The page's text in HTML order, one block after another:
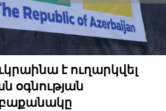
է ուղարկվել
օգնության